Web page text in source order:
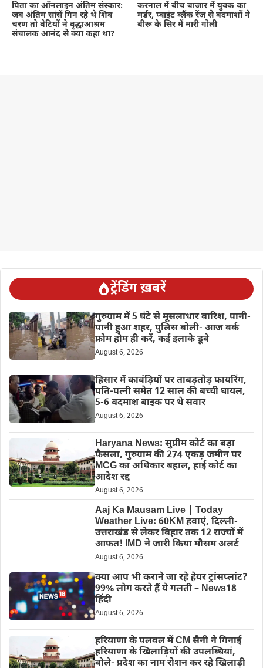
पिता का ऑनलाइन अंतिम संस्कारः
जब अंतिम सांसें गिन रहे थे शिव
चरण तो बेटियों ने वृद्धाआश्रम
संचालक आनंद से क्या कहा था?
करनाल में बीच बाजार में युवक का
मर्डर, प्वाइंट ब्लैंक रेंज से बदमाशों ने
बीरू के सिर में मारी गोली
ट्रेंडिंग ख़बरें
गुरुग्राम में 5 घंटे से मूसलाधार बारिश, पानी-
पानी हुआ शहर, पुलिस बोली- आज वर्क
फ्रोम होम ही करें, कई इलाके डूबे
August 6, 2026
हिसार में कावंड़ियों पर ताबड़तोड़ फायरिंग,
पति-पत्नी समेत 12 साल की बच्ची घायल,
5-6 बदमाश बाइक पर थे सवार
August 6, 2026
Haryana News: सुप्रीम कोर्ट का बड़ा
फैसला, गुरुग्राम की 274 एकड़ जमीन पर
MCG का अधिकार बहाल, हाई कोर्ट का
आदेश रद्द
August 6, 2026
Aaj Ka Mausam Live | Today
Weather Live: 60KM हवाएं, दिल्ली-
उत्तराखंड से लेकर बिहार तक 12 राज्यों में
आफत! IMD ने जारी किया मौसम अलर्ट
August 6, 2026
क्या आप भी कराने जा रहे हेयर ट्रांसप्लांट?
99% लोग करते हैं ये गलती – News18
हिंदी
August 6, 2026
हरियाणा के पलवल में CM सैनी ने गिनाई
हरियाणा के खिलाड़ियों की उपलब्धियां,
बोले- प्रदेश का नाम रोशन कर रहे खिलाड़ी